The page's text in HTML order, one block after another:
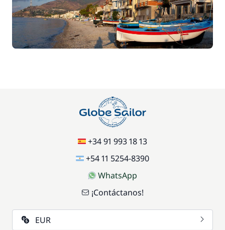
+34 91 993 18 13
+54 11 5254-8390
WhatsApp
¡Contáctanos!
EUR